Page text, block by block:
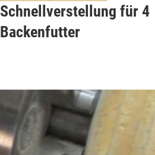
Schnellverstellung für 4
Backenfutter